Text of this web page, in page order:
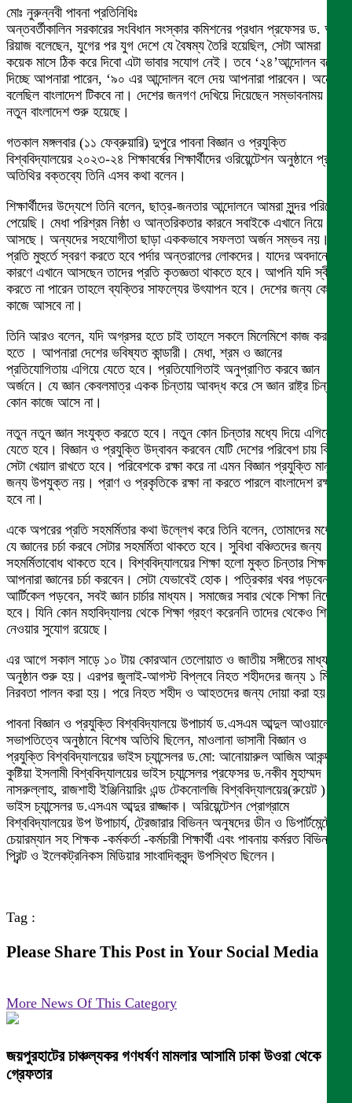
মোঃ নুরুন্নবী পাবনা প্রতিনিধিঃ
অন্তবর্তীকালিন সরকারের সংবিধান সংস্কার কমিশনের প্রধান প্রফেসর ড. আলী
রিয়াজ বলেছেন, যুগের পর যুগ দেশে যে বৈষম্য তৈরি হয়েছিল, সেটা আমরা
কয়েক মাসে ঠিক করে দিবো এটা ভাবার সযোগ নেই। তবে ‘২৪’আন্দোলন বলে
দিচ্ছে আপনারা পারেন, ‘৯০ এর আন্দোলন বলে দেয় আপনারা পারবেন। অনেকে
বলেছিল বাংলাদেশ টিকবে না। দেশের জনগণ দেখিয়ে দিয়েছেন সম্ভাবনাময়
নতুন বাংলাদেশ শুরু হয়েছে।
গতকাল মঙ্গলবার (১১ ফেব্রুয়ারি) দুপুরে পাবনা বিজ্ঞান ও প্রযুক্তি
বিশ্ববিদ্যালয়ের ২০২৩-২৪ শিক্ষাবর্ষের শিক্ষার্থীদের ওরিয়েন্টেশন অনুষ্ঠানে প্রধান
অতিথির বক্তব্যে তিনি এসব কথা বলেন।
শিক্ষার্থীদের উদ্যেশে তিনি বলেন, ছাত্র-জনতার আন্দোলনে আমরা সুন্দর পরিবেশ
পেয়েছি। মেধা পরিশ্রম নিষ্ঠা ও আন্তরিকতার কারনে সবাইকে এখানে নিয়ে
আসছে। অন্যদের সহযোগীতা ছাড়া এককভাবে সফলতা অর্জন সম্ভব নয়।
প্রতি মুহুর্তে স্বরণ করতে হবে পর্দার অন্তরালের লোকদের। যাদের অবদানের
কারণে এখানে আসছেন তাদের প্রতি কৃতজ্ঞতা থাকতে হবে। আপনি যদি স্বীকার
করতে না পারেন তাহলে ব্যক্তির সাফল্যের উৎযাপন হবে। দেশের জন্য কোন
কাজে আসবে না।
তিনি আরও বলেন, যদি অগ্রসর হতে চাই তাহলে সকলে মিলেমিশে কাজ করতে
হতে । আপনারা দেশের ভবিষ্যত কান্ডারী। মেধা, শ্রম ও জ্ঞানের
প্রতিযোগিতায় এগিয়ে যেতে হবে। প্রতিযোগিতাই অনুপ্রাণিত করবে জ্ঞান
অর্জনে। যে জ্ঞান কেবলমাত্র একক চিন্তায় আবদ্ধ করে সে জ্ঞান রাষ্ট্র চিন্তায়
কোন কাজে আসে না।
নতুন নতুন জ্ঞান সংযুক্ত করতে হবে। নতুন কোন চিন্তার মধ্যে দিয়ে এগিয়ে
যেতে হবে। বিজ্ঞান ও প্রযুক্তি উদ্বাবন করবেন যেটি দেশের পরিবেশ চায় কিনা
সেটা খেয়াল রাখতে হবে। পরিবেশকে রক্ষা করে না এমন বিজ্ঞান প্রযুক্তি মানুষের
জন্য উপযুক্ত নয়। প্রাণ ও প্রকৃতিকে রক্ষা না করতে পারলে বাংলাদেশ রক্ষা
হবে না।
একে অপরের প্রতি সহমর্মিতার কথা উল্লেখ করে তিনি বলেন, তোমাদের মধ্যে
যে জ্ঞানের চর্চা করবে সেটার সহমর্মিতা থাকতে হবে। সুবিধা বঞ্চিতদের জন্য
সহমর্মিতাবোধ থাকতে হবে। বিশ্ববিদ্যালয়ের শিক্ষা হলো মুক্ত চিন্তার শিক্ষা।
আপনারা জ্ঞানের চর্চা করবেন। সেটা যেভাবেই হোক। পত্রিকার খবর পড়বেন,
আর্টিকেল পড়বেন, সবই জ্ঞান চার্চার মাধ্যম। সমাজের সবার থেকে শিক্ষা নিতে
হবে। যিনি কোন মহাবিদ্যালয় থেকে শিক্ষা গ্রহণ করেননি তাদের থেকেও শিক্ষা
নেওয়ার সুযোগ রয়েছে।
এর আগে সকাল সাড়ে ১০ টায় কোরআন তেলোয়াত ও জাতীয় সঙ্গীতের মাধ্যমে
অনুষ্ঠান শুরু হয়। এরপর জুলাই-আগস্ট বিপ্লবে নিহত শহীদদের জন্য ১ মিনিট
নিরবতা পালন করা হয়। পরে নিহত শহীদ ও আহতদের জন্য দোয়া করা হয়।
পাবনা বিজ্ঞান ও প্রযুক্তি বিশ্ববিদ্যালয়ে উপাচার্য ড.এসএম আব্দুল আওয়ালের
সভাপতিত্বে অনুষ্ঠানে বিশেষ অতিথি ছিলেন, মাওলানা ভাসানী বিজ্ঞান ও
প্রযুক্তি বিশ্ববিদ্যালয়ের ভাইস চ্যান্সেলর ড.মো: আনোয়ারুল আজিম আকন্দ,
কুষ্টিয়া ইসলামী বিশ্ববিদ্যালয়ের ভাইস চ্যান্সেলর প্রফেসর ড.নকীব মুহাম্মদ
নাসরুল্লাহ, রাজশাহী ইঞ্জিনিয়ারিং এন্ড টেকনোলজি বিশ্ববিদ্যালয়ের(রুয়েট )
ভাইস চ্যান্সেলর ড.এসএম আব্দুর রাজ্জাক। অরিয়েন্টেশন প্রোগ্রামে
বিশ্ববিদ্যালয়ের উপ উপাচার্য, ট্রেজারার বিভিন্ন অনুষদের ডীন ও ডিপার্টমেন্টের
চেয়ারম্যান সহ শিক্ষক -কর্মকর্তা -কর্মচারী শিক্ষার্থী এবং পাবনায় কর্মরত বিভিন্ন
প্রিন্ট ও ইলেকট্রনিকস মিডিয়ার সাংবাদিকবৃন্দ উপস্থিত ছিলেন।
Tag :
Please Share This Post in Your Social Media
More News Of This Category
জয়পুরহাটের চাঞ্চল্যকর গণধর্ষণ মামলার আসামি ঢাকা উওরা থেকে
গ্রেফতার